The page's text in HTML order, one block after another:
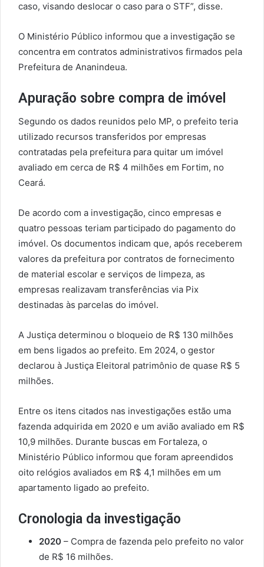
caso, visando deslocar o caso para o STF”, disse.
O Ministério Público informou que a investigação se
concentra em contratos administrativos firmados pela
Prefeitura de Ananindeua.
Apuração sobre compra de imóvel
Segundo os dados reunidos pelo MP, o prefeito teria
utilizado recursos transferidos por empresas
contratadas pela prefeitura para quitar um imóvel
avaliado em cerca de R$ 4 milhões em Fortim, no
Ceará.
De acordo com a investigação, cinco empresas e
quatro pessoas teriam participado do pagamento do
imóvel. Os documentos indicam que, após receberem
valores da prefeitura por contratos de fornecimento
de material escolar e serviços de limpeza, as
empresas realizavam transferências via Pix
destinadas às parcelas do imóvel.
A Justiça determinou o bloqueio de R$ 130 milhões
em bens ligados ao prefeito. Em 2024, o gestor
declarou à Justiça Eleitoral patrimônio de quase R$ 5
milhões.
Entre os itens citados nas investigações estão uma
fazenda adquirida em 2020 e um avião avaliado em R$
10,9 milhões. Durante buscas em Fortaleza, o
Ministério Público informou que foram apreendidos
oito relógios avaliados em R$ 4,1 milhões em um
apartamento ligado ao prefeito.
Cronologia da investigação
2020 – Compra de fazenda pelo prefeito no valor
de R$ 16 milhões.